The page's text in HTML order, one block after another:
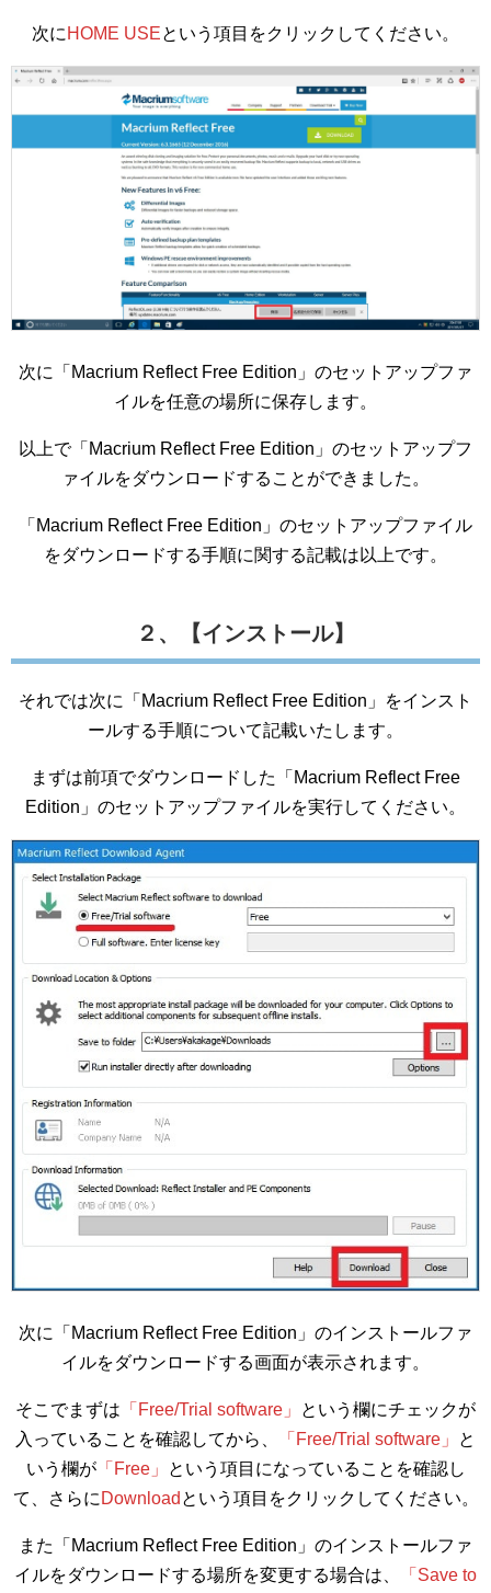
次に HOME USEという項目をクリックしてください。
次に「Macrium Reflect Free Edition」のセットアップファ
イルを任意の場所に保存します。
以上で「Macrium Reflect Free Edition」のセットアップフ
ァイルをダウンロードすることができました。
「Macrium Reflect Free Edition」のセットアップファイル
をダウンロードする手順に関する記載は以上です。
２、【インストール】
それでは次に「Macrium Reflect Free Edition」をインスト
ールする手順について記載いたします。
まずは前項でダウンロードした「Macrium Reflect Free
Edition」のセットアップファイルを実行してください。
次に「Macrium Reflect Free Edition」のインストールファ
イルをダウンロードする画面が表示されます。
そこでまずは 「Free/Trial software」
という欄にチェックが
入っていることを確認してから、
「Free/Trial software」
と
いう欄が「Free」
という項目になっていることを確認し
て、さらに Download という項目をクリックしてください。
また「Macrium Reflect Free Edition」のインストールファ
イルをダウンロードする場所を変更する場合は、
「Save to